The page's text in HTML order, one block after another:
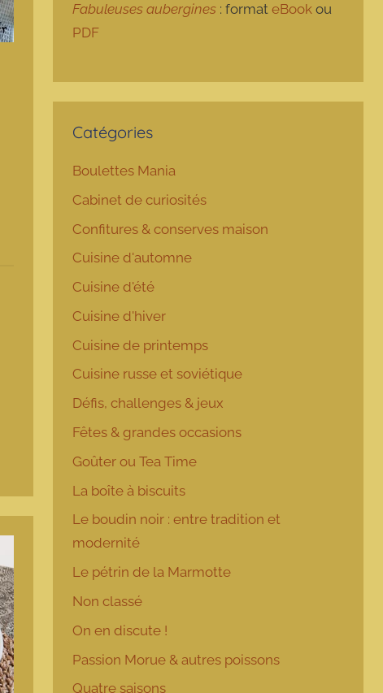
Fabuleuses aubergines : formateBook ou
PDF
Catégories
Boulettes Mania
Cabinet de curiosités
Confitures & conserves maison
Cuisine d'automne
Cuisine d'été
Cuisine d'hiver
Cuisine de printemps
Cuisine russe et soviétique
Défis, challenges & jeux
Fêtes & grandes occasions
Goûter ou Tea Time
La boîte à biscuits
Le boudin noir : entre tradition et
modernité
Le pétrin de la Marmotte
Non classé
On en discute !
Passion Morue & autres poissons
Quatre saisons